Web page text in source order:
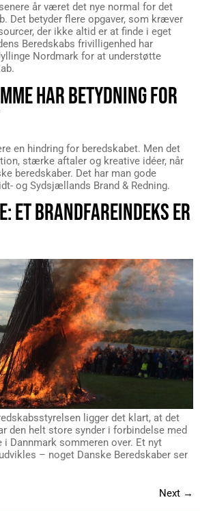
år været det nye normal for det
Det betyder flere opgaver, som kræver
der ikke altid er at finde i eget
Beredskabs frivilligenhed har
Nordmark for at understøtte
HAR BETYDNING FOR
en hindring for beredskabet. Men det
stærke aftaler og kreative idéer, når
beredskaber. Det har man gode
og Sydsjællands Brand & Redning.
ET BRANDFAREINDEKS ER
ligger det klart, at det
den helt store synder i forbindelse med
i Dannmark sommeren over. Et nyt
– noget Danske Beredskaber ser
Next →